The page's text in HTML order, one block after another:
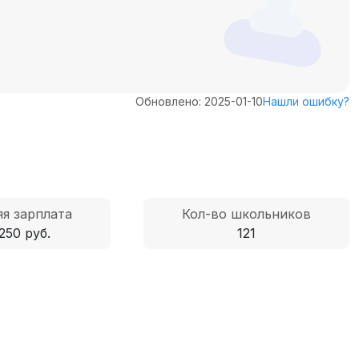
Обновлено: 2025-01-10Нашли ошибку?
зарплата
руб.
Кол-во школьников
121